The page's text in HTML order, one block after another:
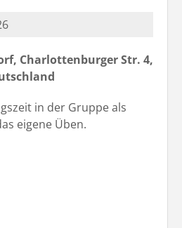
Charlottenburger Str. 4,
in der Gruppe als
eigene Üben.